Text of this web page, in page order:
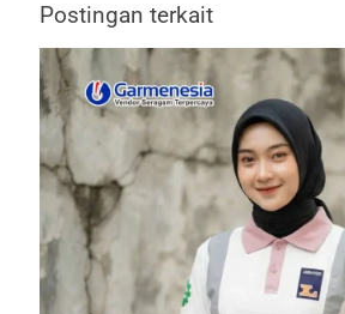
Postingan terkait